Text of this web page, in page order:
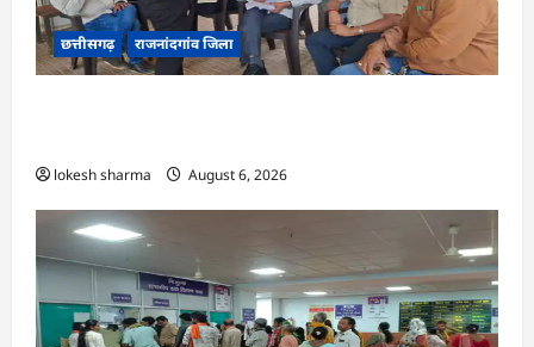
छत्तीसगढ़ राजनांदगांव जिला
lokesh sharma August 6, 2026